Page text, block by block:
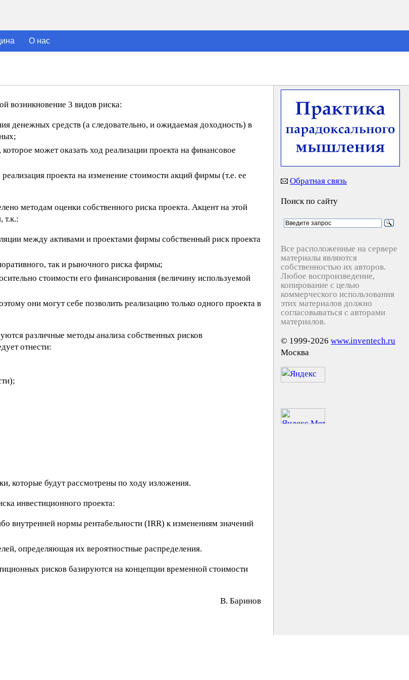
О нас
возникновение 3 видов риска:
денежных средств (а следовательно, и ожидаемая доходность) в
может оказать ход реализации проекта на финансовое
проекта на изменение стоимости акций фирмы (т.е. ее
методам оценки собственного риска проекта. Акцент на этой
т.к.:
между активами и проектами фирмы собственный риск проекта
так и рыночного риска фирмы;
стоимости его финансирования (величину используемой
они могут себе позволить реализацию только одного проекта в
различные методы анализа собственных рисков
отнести:
которые будут рассмотрены по ходу изложения.
инвестиционного проекта:
внутренней нормы рентабельности (IRR) к изменениям значений
определяющая их вероятностные распределения.
рисков базируются на концепции временной стоимости
B. Бapинoв
Обратная связь
Поиск по сайту
Все расположенные на сервере
материалы являются
собственностью их авторов.
Любое воспроизведение,
копирование с целью
коммерческого использования
этих материалов должно
согласовываться с авторами
материалов.
© 1999-2026 www.inventech.ru
Москва